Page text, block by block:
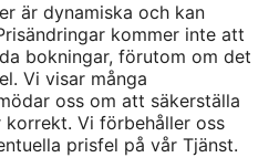
är dynamiska och kan
kommer inte att
bokningar, förutom om det
Vi visar många
oss om att säkerställa
Vi förbehåller oss
prisfel på vår Tjänst.